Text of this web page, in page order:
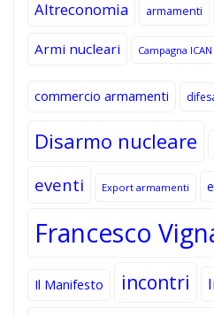
Altreconomia armamenti
Armi nucleari Campagna ICAN
commercio armamenti
Disarmo nucleare
eventi Export armamenti
Francesco
Il Manifesto incontri